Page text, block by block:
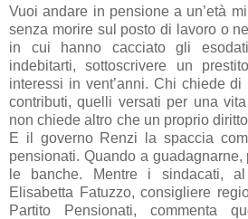
Vuoi andare in pensione a un’età
senza morire sul posto di lavoro o
in cui hanno cacciato gli
indebitarti, sottoscrivere un
interessi in vent’anni. Chi chiede
contributi, quelli versati per una
non chiede altro che un proprio
E il governo Renzi la spaccia
pensionati. Quando a
le banche. Mentre i sindacati,
Elisabetta Fatuzzo, consigliere
Partito Pensionati, commenta